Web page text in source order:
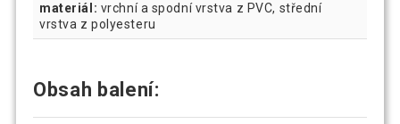
materiál: vrchní a spodní vrstva z PVC, střední
vrstva z polyesteru
Obsah balení: